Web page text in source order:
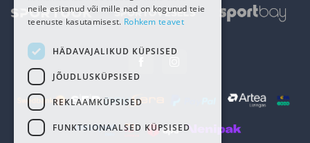
neile esitanud või mille nad on kogunud teie
teenuste kasutamisest. Rohkem teavet
HÄDAVAJALIKUD KÜPSISED
JÕUDLUSKÜPSISED
REKLAAMKÜPSISED
FUNKTSIONAALSED KÜPSISED